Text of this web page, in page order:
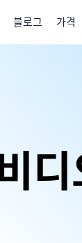
블로그 가격